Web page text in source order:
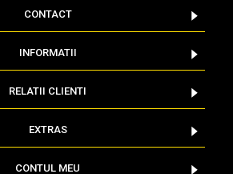
CONTACT
INFORMATII
RELATII CLIENTI
EXTRAS
CONTUL MEU